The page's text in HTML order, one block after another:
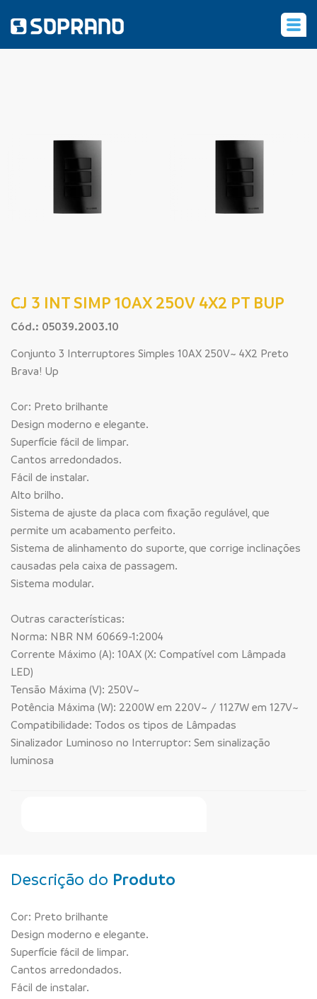
CJ 3 INT SIMP 10AX 250V 4X2 PT BUP
Cód.: 05039.2003.10
Conjunto 3 Interruptores Simples 10AX 250V~ 4X2 Preto
Brava! Up
Cor: Preto brilhante
Design moderno e elegante.
Superfície fácil de limpar.
Cantos arredondados.
Fácil de instalar.
Alto brilho.
Sistema de ajuste da placa com fixação regulável, que
permite um acabamento perfeito.
Sistema de alinhamento do suporte, que corrige inclinações
causadas pela caixa de passagem.
Sistema modular.
Outras características:
Norma: NBR NM 60669-1:2004
Corrente Máximo (A): 10AX (X: Compatível com Lâmpada
LED)
Tensão Máxima (V): 250V~
Potência Máxima (W): 2200W em 220V~ / 1127W em 127V~
Compatibilidade: Todos os tipos de Lâmpadas
Sinalizador Luminoso no Interruptor: Sem sinalização
luminosa
Descrição do Produto
Cor: Preto brilhante
Design moderno e elegante.
Superfície fácil de limpar.
Cantos arredondados.
Fácil de instalar.